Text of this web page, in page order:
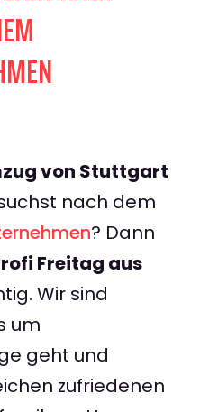
von Stuttgart
nach dem
? Dann
Freitag aus
Wir sind
um
geht und
zufriedenen